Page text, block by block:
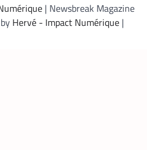
| Newsbreak Magazine
Hervé - Impact Numérique |